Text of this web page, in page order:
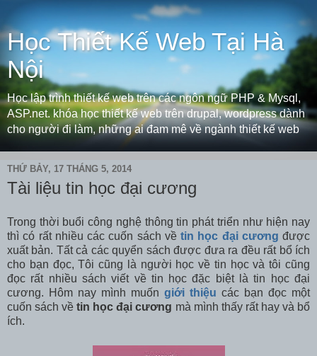
Học Thiết Kế Web Tại Hà
Nội
Học lập trình thiết kế web trên các ngôn ngữ PHP & Mysql,
ASP.net. khóa học thiết kế web trên drupal, wordpress dành
cho người đi làm, những ai đam mê về ngành thiết kế web
THỨ BẢY, 17 THÁNG 5, 2014
Tài liệu tin học đại cương
Trong thời buổi công nghệ thông tin phát triển như hiện nay
thì có rất nhiều các cuốn sách về tin học đại cương được
xuất bản. Tất cả các quyển sách được đưa ra đều rất bổ ích
cho bạn đọc, Tôi cũng là người học về tin học và tôi cũng
đọc rất nhiều sách viết về tin học đặc biệt là tin học đại
cương. Hôm nay mình muốn giới thiệu các bạn đọc một
cuốn sách về tin học đại cương mà mình thấy rất hay và bổ
ích.